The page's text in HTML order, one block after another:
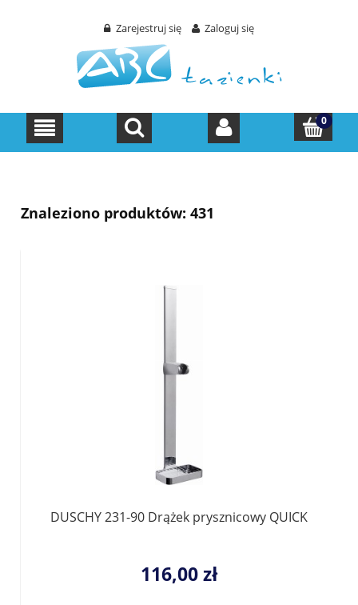
Zarejestruj się Zaloguj się
Znaleziono produktów: 431
DUSCHY 231-90 Drążek prysznicowy QUICK
116,00 zł